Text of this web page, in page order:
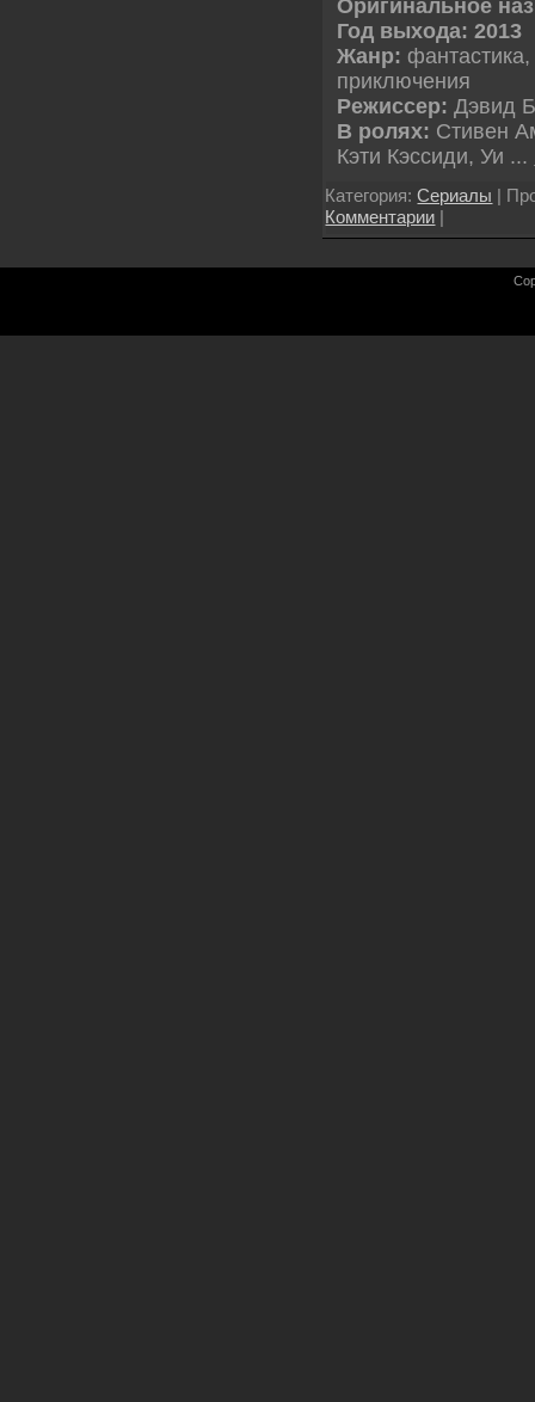
Оригинальное
Год выхода: 2013
Жанр:
приключения
Режиссер: Дэвид
В ролях: Стивен
Кэти Кэссиди, Уи ...
Категория:Сериалы |
Комментарии |